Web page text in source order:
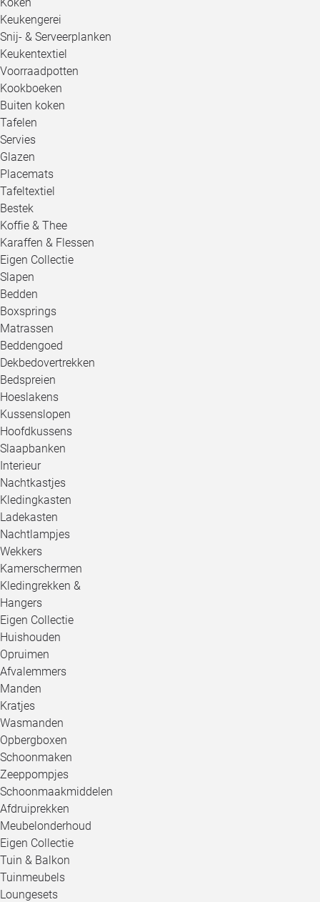
Keukengerei
Snij- & Serveerplanken
Keukentextiel
Voorraadpotten
Kookboeken
Buiten koken
Tafelen
Servies
Glazen
Placemats
Tafeltextiel
Bestek
Koffie & Thee
Karaffen & Flessen
Eigen Collectie
Slapen
Bedden
Boxsprings
Matrassen
Beddengoed
Dekbedovertrekken
Bedspreien
Hoeslakens
Kussenslopen
Hoofdkussens
Slaapbanken
Interieur
Nachtkastjes
Kledingkasten
Ladekasten
Nachtlampjes
Wekkers
Kamerschermen
Kledingrekken &
Hangers
Eigen Collectie
Huishouden
Opruimen
Afvalemmers
Manden
Kratjes
Wasmanden
Opbergboxen
Schoonmaken
Zeeppompjes
Schoonmaakmiddelen
Afdruiprekken
Meubelonderhoud
Eigen Collectie
Tuin & Balkon
Tuinmeubels
Loungesets